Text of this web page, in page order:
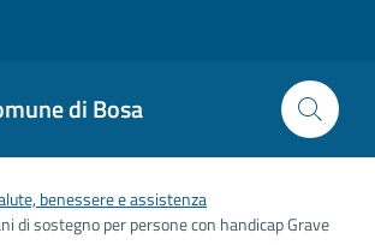
di Bosa
benessere e assistenza
di sostegno per persone con handicap Grave